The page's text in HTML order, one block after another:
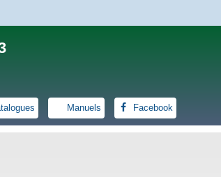
Manuels Facebook